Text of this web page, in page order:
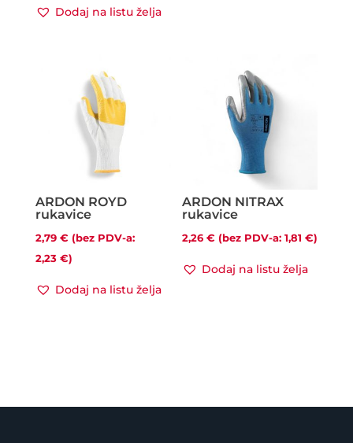
Dodaj na listu želja
ARDON ROYD
rukavice
2,79 € (bez PDV-a:
2,23 €)
Dodaj na listu želja
ARDON NITRAX
rukavice
2,26€ (bez PDV-a:1,81€)
Dodaj na listu želja